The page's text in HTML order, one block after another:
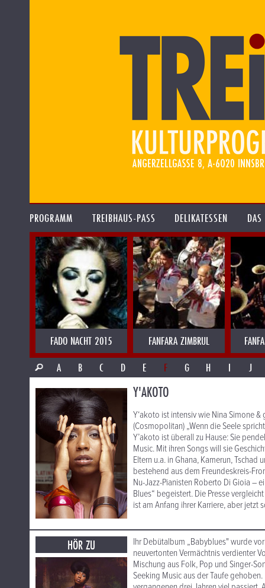
PROGRAMM TREIBHAUS-PASS DELIKATESSEN
FADO NACHT 2015 FANFARA ZIMBRUL
A
B C D E F G H I J
Y'AKOTO
Y‘akoto ist intensiv wie Nina Simone
(Cosmopolitan) „Wenn die Seele
Y’akoto ist überall zu Hause: Sie
Music. Mit ihren Songs will sie
Eltern u.a. in Ghana, Kamerun,
bestehend aus dem Freundeskreis-
Nu-Jazz-Pianisten Roberto Di Gioia –
Blues“ begeistert. Die Presse
ist am Anfang ihrer Karriere, aber jetzt
HÖR ZU
Ihr Debütalbum „Babyblues" wurde
neuvertonten Vermächtnis verdienter
Mischung aus Folk, Pop und Singer-
Seeking Music aus der Taufe